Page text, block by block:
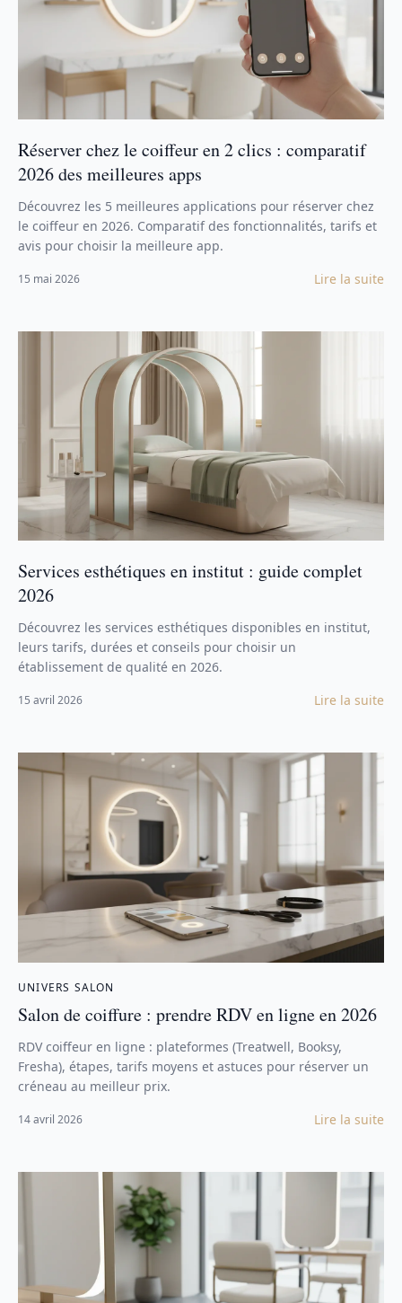
Réserver chez le coiffeur en 2 clics : comparatif
2026 des meilleures apps
Découvrez les 5 meilleures applications pour réserver chez
le coiffeur en 2026. Comparatif des fonctionnalités, tarifs et
avis pour choisir la meilleure app.
15 mai 2026 Lire la suite
Services esthétiques en institut : guide complet
2026
Découvrez les services esthétiques disponibles en institut,
leurs tarifs, durées et conseils pour choisir un
établissement de qualité en 2026.
15 avril 2026 Lire la suite
UNIVERS SALON
Salon de coiffure : prendre RDV en ligne en 2026
RDV coiffeur en ligne : plateformes (Treatwell, Booksy,
Fresha), étapes, tarifs moyens et astuces pour réserver un
créneau au meilleur prix.
14 avril 2026 Lire la suite